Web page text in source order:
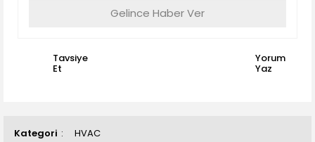
Kategori HVAC
Gelince Haber Ver
Tavsiye
Et
Yorum
Yaz